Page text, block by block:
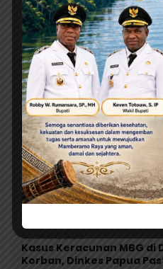
Berita Terbaru
Ini adalah contoh judul
dan sesuaikan pada
Agustus 6, 2026
Kasus Keracunan MBG di
Korban, Dinkes Papua